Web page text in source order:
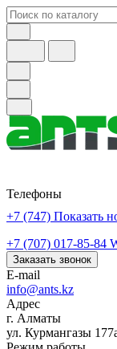
Телефоны
+7 (747) Показать
+7 (707) 017-85-84
Заказать звонок
E-mail
info@ants.kz
Адрес
г. Алматы
ул. Курмангазы